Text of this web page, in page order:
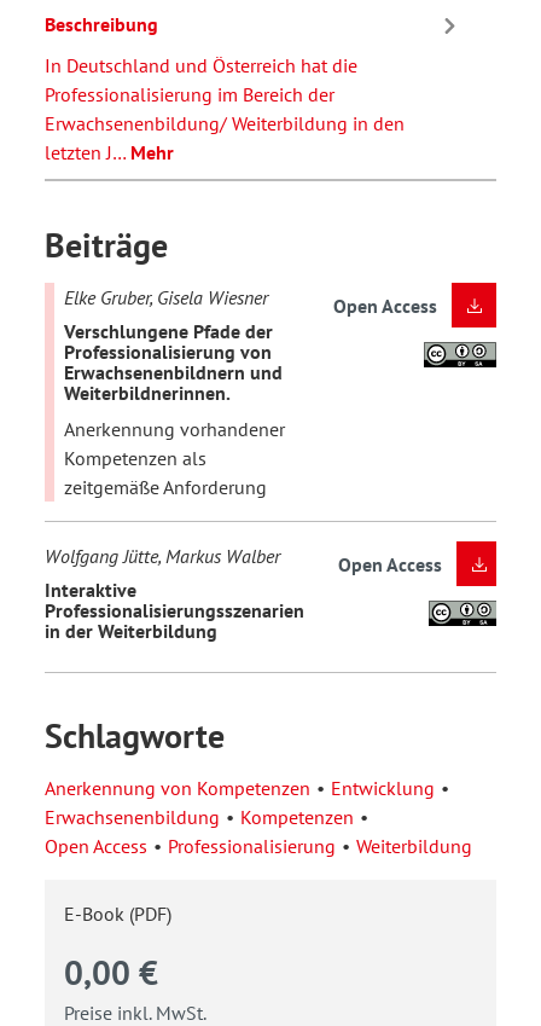
Beschreibung
In Deutschland und Österreich hat die
Professionalisierung im Bereich der
Erwachsenenbildung/ Weiterbildung in den
letzten J… Mehr
Beiträge
Elke Gruber, Gisela Wiesner
Verschlungene Pfade der
Professionalisierung von
Erwachsenenbildnern und
Weiterbildnerinnen.
Anerkennung vorhandener
Kompetenzen als
zeitgemäße Anforderung
Open Access
Wolfgang Jütte, Markus Walber
Interaktive
Professionalisierungsszenarien
in der Weiterbildung
Open Access
Schlagworte
Anerkennung von Kompetenzen
Entwicklung
Erwachsenenbildung
Kompetenzen
Open Access
Professionalisierung Weiterbildung
E-Book (PDF)
0,00 €
Preise inkl. MwSt.